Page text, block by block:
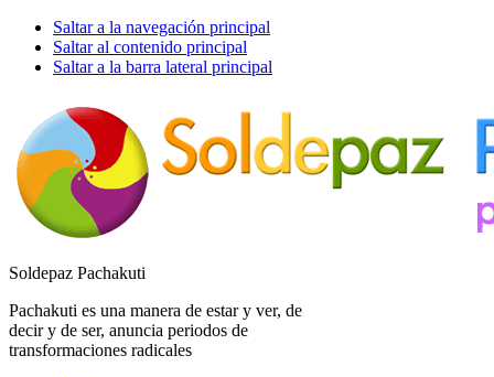
Saltar a la navegación principal
Saltar al contenido principal
Saltar a la barra lateral principal
Soldepaz Pachakuti
Pachakuti es una manera de estar y ver, de
decir y de ser, anuncia periodos de
transformaciones radicales